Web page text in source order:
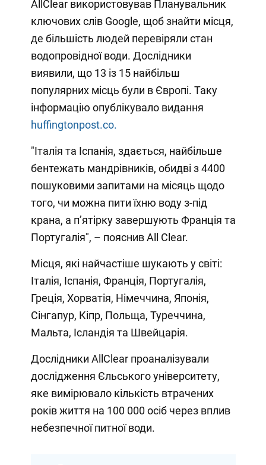
AllClear використовував Планувальник
ключових слів Google, щоб знайти місця,
де більшість людей перевіряли стан
водопровідної води. Дослідники
виявили, що 13 із 15 найбільш
популярних місць були в Європі. Таку
інформацію опублікувало видання
huffingtonpost.co.
"Італія та Іспанія, здається, найбільше
бентежать мандрівників, обидві з 4400
пошуковими запитами на місяць щодо
того, чи можна пити їхню воду з-під
крана, а п’ятірку завершують Франція та
Португалія", – пояснив All Clear.
Місця, які найчастіше шукають у світі:
Італія, Іспанія, Франція, Португалія,
Греція, Хорватія, Німеччина, Японія,
Сінгапур, Кіпр, Польща, Туреччина,
Мальта, Ісландія та Швейцарія.
Дослідники AllClear проаналізували
дослідження Єльського університету,
яке вимірювало кількість втрачених
років життя на 100 000 осіб через вплив
небезпечної питної води.